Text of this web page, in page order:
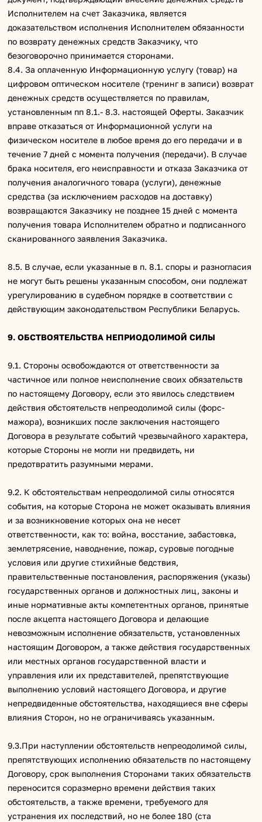
Исполнителем на счет Заказчика, является
доказательством исполнения Исполнителем обязанности
по возврату денежных средств Заказчику, что
безоговорочно принимается сторонами.
8.4. За оплаченную Информационную услугу (товар) на
цифровом оптическом носителе (тренинг в записи) возврат
денежных средств осуществляется по правилам,
установленным пп 8.1.- 8.3. настоящей Оферты. Заказчик
вправе отказаться от Информационной услуги на
физическом носителе в любое время до его передачи и в
течение 7 дней с момента получения (передачи). В случае
брака носителя, его неисправности и отказа Заказчика от
получения аналогичного товара (услуги), денежные
средства (за исключением расходов на доставку)
возвращаются Заказчику не позднее 15 дней с момента
получения товара Исполнителем обратно и подписанного
сканированного заявления Заказчика.
8.5. В случае, если указанные в п. 8.1. споры и разногласия
не могут быть решены указанным способом, они подлежат
урегулированию в судебном порядке в соответствии с
действующим законодательством Республики Беларусь.
9. ОБСТВОЯТЕЛЬСТВА НЕПРИОДОЛИМОЙ СИЛЫ
9.1. Стороны освобождаются от ответственности за
частичное или полное неисполнение своих обязательств
по настоящему Договору, если это явилось следствием
действия обстоятельств непреодолимой силы (форс-
мажора), возникших после заключения настоящего
Договора в результате событий чрезвычайного характера,
которые Стороны не могли ни предвидеть, ни
предотвратить разумными мерами.
9.2. К обстоятельствам непреодолимой силы относятся
события, на которые Сторона не может оказывать влияния
и за возникновение которых она не несет
ответственности, как то: война, восстание, забастовка,
землетрясение, наводнение, пожар, суровые погодные
условия или другие стихийные бедствия,
правительственные постановления, распоряжения (указы)
государственных органов и должностных лиц, законы и
иные нормативные акты компетентных органов, принятые
после акцепта настоящего Договора и делающие
невозможным исполнение обязательств, установленных
настоящим Договором, а также действия государственных
или местных органов государственной власти и
управления или их представителей, препятствующие
выполнению условий настоящего Договора, и другие
непредвиденные обстоятельства, находящиеся вне сферы
влияния Сторон, но не ограничиваясь указанным.
9.3.При наступлении обстоятельств непреодолимой силы,
препятствующих исполнению обязательств по настоящему
Договору, срок выполнения Сторонами таких обязательств
переносится соразмерно времени действия таких
обстоятельств, а также времени, требуемого для
устранения их последствий, но не более 180 (ста